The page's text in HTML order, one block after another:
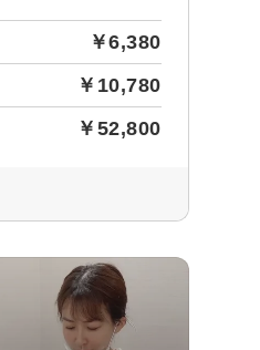
￥6,380
￥10,780
￥52,800